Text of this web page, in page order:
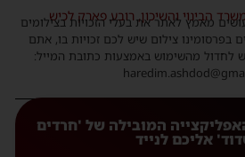
הבינוי והשיכון,רובע פארק לכיש
מאמץ לאתר את בעלי הזכויות בצילומים
בפרסומינו צילום שיש לכם זכויות בו, אתם
לחדול מהשימוש באמצעות כתובת המייל:
המובילה של 'חרדים
אליכם לנייד